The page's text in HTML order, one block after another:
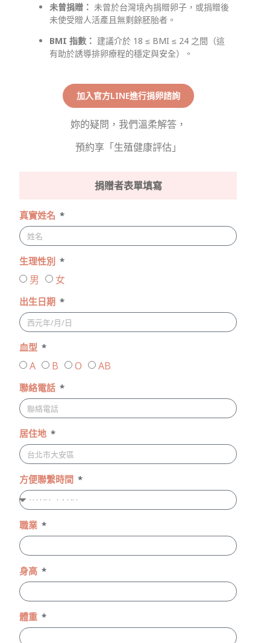
未曾捐贈： 未曾於台灣境內捐贈卵子，或捐贈後
未使受贈人活產且無剩餘胚胎者。
BMI 指數： 建議介於 18 ≤ BMI ≤ 24 之間（這
有助於誘導排卵療程的穩定與安全）。
加入官方LINE進行捐卵諮詢
妳的疑問，我們溫柔解答，
預約享「生殖健康評估」
捐贈者表單填寫
真實姓名
生理性別
男 女
出生日期
血型
A B O AB
聯絡電話
居住地
方便聯繫時間
職業
身高
體重